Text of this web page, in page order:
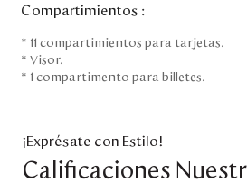
Compartimientos :
* 11 compartimientos para tarjetas.
* Visor.
* 1 compartimento para billetes.
¡Exprésate con Estilo!
Calificaciones